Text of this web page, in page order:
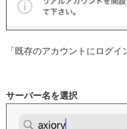
「既存のアカウントにログイ
サーバー名を選択